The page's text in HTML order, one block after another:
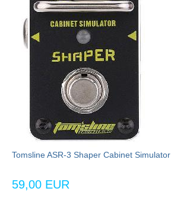
Tomsline ASR-3 Shaper Cabinet Simulator
59,00 EUR